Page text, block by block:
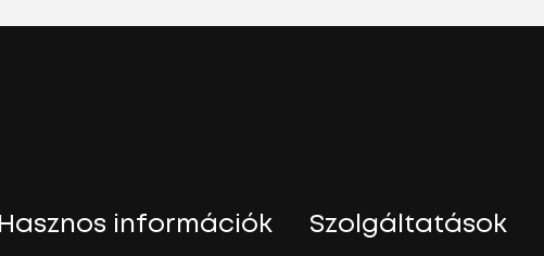
Hasznos információk Szolgáltatások